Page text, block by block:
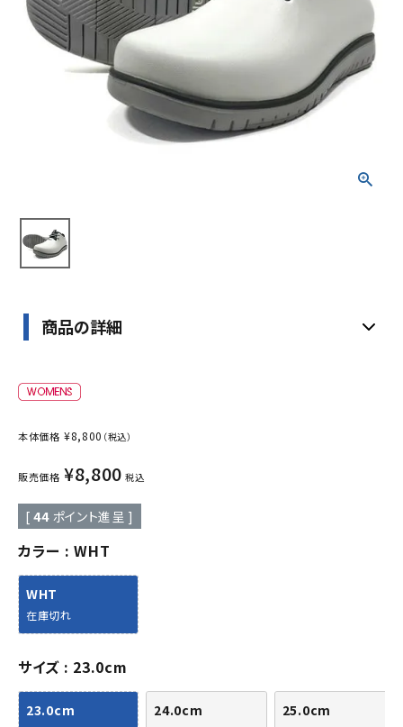
INFORMATIOM
ご利用ガイド
商品の詳細
本体価格 ¥8,800 （税込）
販売価格 ¥8,800 税込
[ 44 ポイント進呈 ]
カラー WHT
WHT
在庫切れ
サイズ 23.0cm
23.0cm 24.0cm 25.0cm